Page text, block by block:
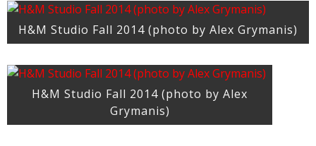
H&M Studio Fall 2014 (photo by Alex Grymanis)
H&M Studio Fall 2014 (photo by Alex
Grymanis)